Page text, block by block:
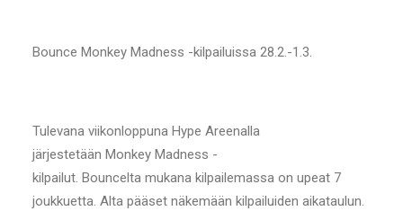
Bounce Monkey Madness -kilpailuissa 28.2.-1.3.
Tulevana viikonloppuna Hype Areenalla
järjestetään Monkey Madness -
kilpailut. Bouncelta mukana kilpailemassa on upeat 7
joukkuetta. Alta pääset näkemään kilpailuiden aikataulun.